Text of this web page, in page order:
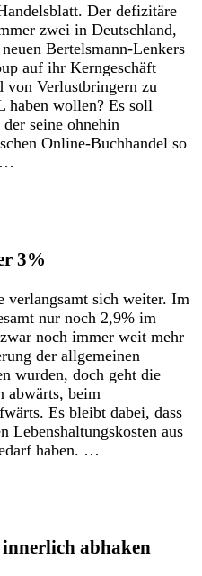
Der defizitäre
zwei in Deutschland,
Bertelsmann-Lenkers
auf ihr Kerngeschäft
von Verlustbringern zu
haben wollen? Es soll
seine ohnehin
Online-Buchhandel so
…
3%
verlangsamt sich weiter. Im
nur noch 2,9% im
noch immer weit mehr
der allgemeinen
wurden, doch geht die
abwärts, beim
Es bleibt dabei, dass
Lebenshaltungskosten aus
haben. …
abhaken